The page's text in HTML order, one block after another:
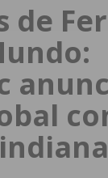
de